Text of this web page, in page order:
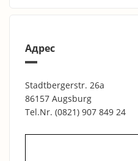
Адрес
Stadtbergerstr. 26a
86157 Augsburg
Tel.Nr. (0821) 907 849 24